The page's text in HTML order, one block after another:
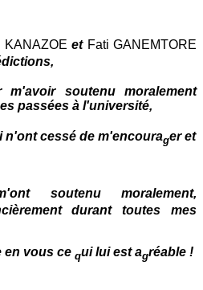
KANAZOEet Fati GANEMTORE
m'avoir soutenu moralement
passées à l'université,
n'ont cessé de m'encourager et
soutenu moralement,
durant toutes mes
en vous ce qui lui est agréable !